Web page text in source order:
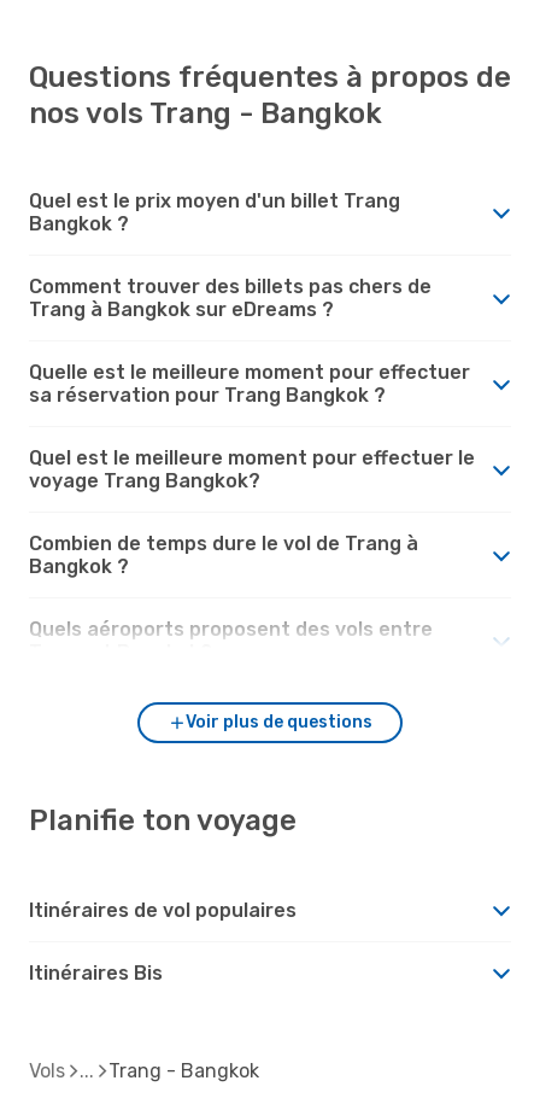
Questions fréquentes à propos de
nos vols Trang - Bangkok
Quel est le prix moyen d'un billet Trang
Bangkok ?
Comment trouver des billets pas chers de
Trang à Bangkok sur eDreams ?
Quelle est le meilleure moment pour effectuer
sa réservation pour Trang Bangkok ?
Quel est le meilleure moment pour effectuer le
voyage Trang Bangkok?
Combien de temps dure le vol de Trang à
Bangkok ?
Quels aéroports proposent des vols entre
Voir plus de questions
Planifie ton voyage
Itinéraires de vol populaires
Itinéraires Bis
Vols Trang - Bangkok